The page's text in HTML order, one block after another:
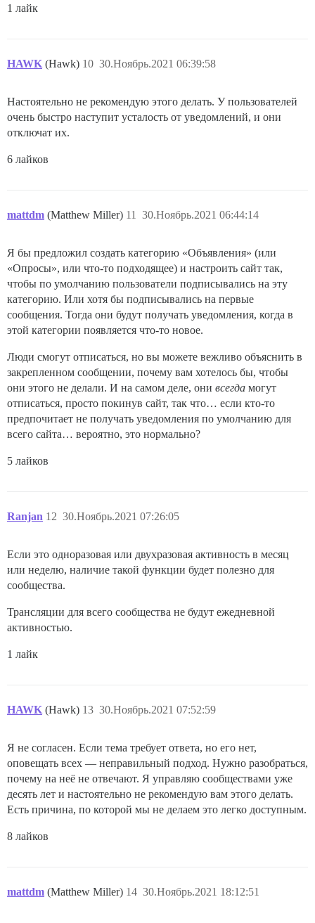
1 лайк
HAWK (Hawk) 30.Ноябрь.2021 06:39:58
10
Настоятельно не рекомендую этого делать. У пользователей
очень быстро наступит усталость от уведомлений, и они
отключат их.
6 лайков
mattdm (Matthew Miller) 30.Ноябрь.2021 06:44:14
11
Я бы предложил создать категорию «Объявления» (или
«Опросы», или что-то подходящее) и настроить сайт так,
чтобы по умолчанию пользователи подписывались на эту
категорию. Или хотя бы подписывались на первые
сообщения. Тогда они будут получать уведомления, когда в
этой категории появляется что-то новое.
Люди смогут отписаться, но вы можете вежливо объяснить в
закрепленном сообщении, почему вам хотелось бы, чтобы
они этого не делали. И на самом деле, они всегда могут
отписаться, просто покинув сайт, так что… если кто-то
предпочитает не получать уведомления по умолчанию для
всего сайта… вероятно, это нормально?
5 лайков
Ranjan 30.Ноябрь.2021 07:26:05
12
Если это одноразовая или двухразовая активность в месяц
или неделю, наличие такой функции будет полезно для
сообщества.
Трансляции для всего сообщества не будут ежедневной
активностью.
1 лайк
HAWK (Hawk) 30.Ноябрь.2021 07:52:59
13
Я не согласен. Если тема требует ответа, но его нет,
оповещать всех — неправильный подход. Нужно разобраться,
почему на неё не отвечают. Я управляю сообществами уже
десять лет и настоятельно не рекомендую вам этого делать.
Есть причина, по которой мы не делаем это легко доступным.
8 лайков
mattdm (Matthew Miller) 30.Ноябрь.2021 18:12:51
14